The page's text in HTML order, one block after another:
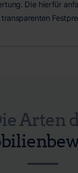
Die hierfür
Arten